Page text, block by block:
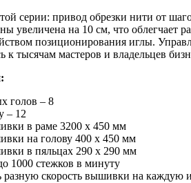
серии: привод обрезки нити от
увеличена на 10 см, что
позиционирования иглы.
к тысячам мастеров и владельцев
голов – 8
– 12
в раме 3200 х 450 мм
на голову 400 x 450 мм
в пяльцах 290 х 290 мм
1000 стежков в минуту
разную скорость вышивки на каждую